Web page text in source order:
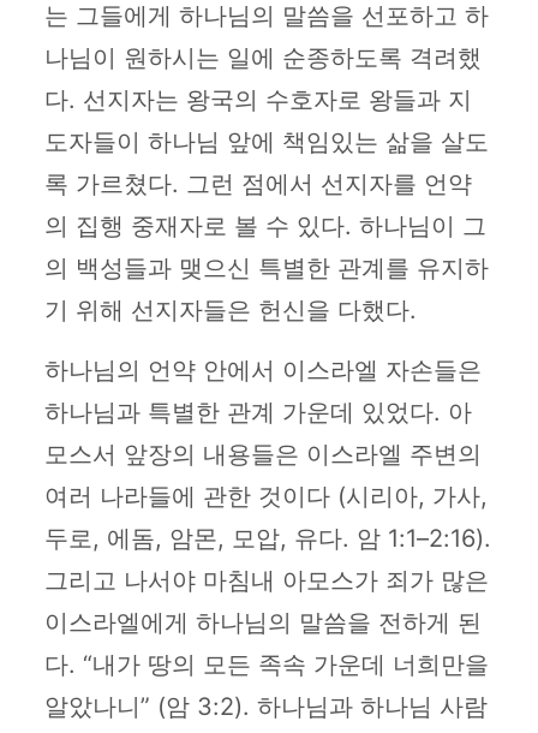
는 그들에게 하나님의 말씀을 선포하고 하
나님이 원하시는 일에 순종하도록 격려했
다. 선지자는 왕국의 수호자로 왕들과 지
도자들이 하나님 앞에 책임있는 삶을 살도
록 가르쳤다. 그런 점에서 선지자를 언약
의 집행 중재자로 볼 수 있다. 하나님이 그
의 백성들과 맺으신 특별한 관계를 유지하
기 위해 선지자들은 헌신을 다했다.
하나님의 언약 안에서 이스라엘 자손들은
하나님과 특별한 관계 가운데 있었다. 아
모스서 앞장의 내용들은 이스라엘 주변의
여러 나라들에 관한 것이다 (시리아, 가사,
두로, 에돔, 암몬, 모압, 유다. 암 1:1–2:16).
그리고 나서야 마침내 아모스가 죄가 많은
이스라엘에게 하나님의 말씀을 전하게 된
다. “내가 땅의 모든 족속 가운데 너희만을
알았나니” (암 3:2). 하나님과 하나님 사람